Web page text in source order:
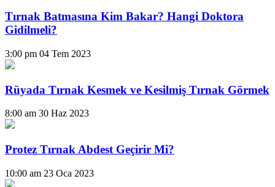
Tırnak Batmasına Kim Bakar? Hangi Doktora
Gidilmeli?
3:00 pm 04 Tem 2023
Rüyada Tırnak Kesmek ve Kesilmiş Tırnak Görmek
8:00 am 30 Haz 2023
Protez Tırnak Abdest Geçirir Mi?
10:00 am 23 Oca 2023